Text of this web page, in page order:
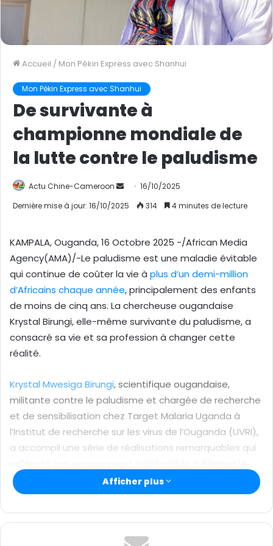
Accueil / Mon Pékin Express avec Shanhui
Mon Pékin Express avec Shanhui
De survivante à
championne mondiale de
la lutte contre le paludisme
Actu Chine-Cameroon
n
y
e
u
n
c
o
i
e
l
16/10/2025
Dernière mise à jour: 16/10/2025
314 4 minutes de lecture
KAMPALA, Ouganda, 16 Octobre 2025 -/African Media
Agency(AMA)/-Le paludisme est une maladie évitable
qui continue de coûter la vie à plus d’un demi-million
d’Africains chaque année, principalement des enfants
de moins de cinq ans. La chercheuse ougandaise
Krystal Birungi, elle-même survivante du paludisme, a
consacré sa vie et sa profession à changer cette
réalité.
Krystal Mwesiga Birungi, scientifique ougandaise,
militante contre le paludisme et chargée de recherche
et de sensibilisation chez Target Malaria Uganda à
l’Institut de recherche sur les virus de l’Ouganda (UVRI),
a accompli une série de réalisations remarquables qui
paludisme et à protéger la vie des enfants à travers
l’Afrique et au-delà.
Son parcours est profondément personnel. Son
enfance a été marquée par des crises répétées de
Afficher plus